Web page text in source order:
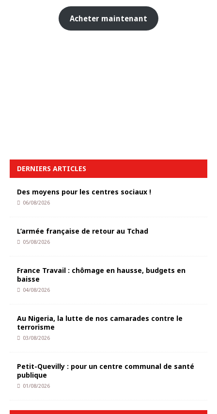
Acheter maintenant
DERNIERS ARTICLES
Des moyens pour les centres sociaux !
06/08/2026
L’armée française de retour au Tchad
05/08/2026
France Travail : chômage en hausse, budgets en
baisse
04/08/2026
Au Nigeria, la lutte de nos camarades contre le
terrorisme
03/08/2026
Petit-Quevilly : pour un centre communal de santé
publique
01/08/2026